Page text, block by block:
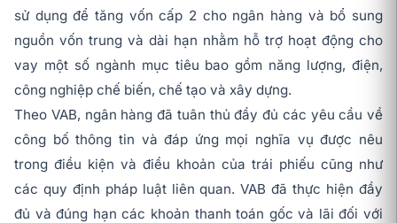
sử dụng để tăng vốn cấp 2 cho ngân hàng và bổ sung
nguồn vốn trung và dài hạn nhằm hỗ trợ hoạt động cho
vay một số ngành mục tiêu bao gồm năng lượng, điện,
công nghiệp chế biến, chế tạo và xây dựng.
Theo VAB, ngân hàng đã tuân thủ đầy đủ các yêu cầu về
công bố thông tin và đáp ứng mọi nghĩa vụ được nêu
trong điều kiện và điều khoản của trái phiếu cũng như
các quy định pháp luật liên quan. VAB đã thực hiện đầy
đủ và đúng hạn các khoản thanh toán gốc và lãi đối với